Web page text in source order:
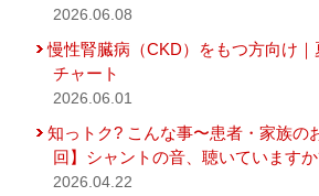
2026.06.08
慢性腎臓病（CKD）をもつ方向け
チャート
2026.06.01
知っトク? こんな事〜患者・家族の
回】シャントの音、聴いています
2026.04.22